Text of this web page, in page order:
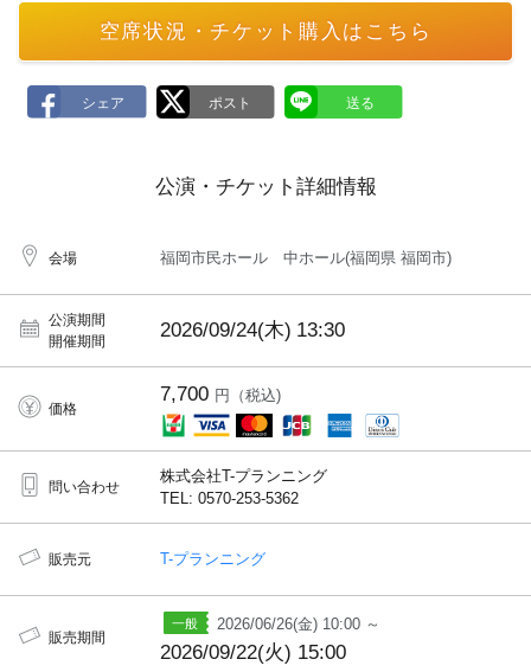
空席状況・チケット購入はこちら
公演・チケット詳細情報
会場 福岡市民ホール 中ホール(福岡県 福岡市)
公演期間
開催期間
2026/09/24(木) 13:30
価格
7,700 円（税込)
問い合わせ
株式会社T-プランニング
TEL: 0570-253-5362
販売元 T-プランニング
販売期間
2026/06/26(金) 10:00 ～
2026/09/22(火) 15:00